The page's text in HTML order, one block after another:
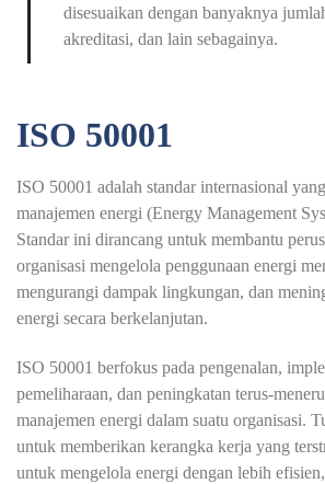
disesuaikan dengan banyaknya
akreditasi, dan lain sebagainya.
ISO 50001
ISO 50001 adalah standar internasional
manajemen energi (Energy Management
Standar ini dirancang untuk membantu
organisasi mengelola penggunaan energi
mengurangi dampak lingkungan, dan
energi secara berkelanjutan.
ISO 50001 berfokus pada pengenalan,
pemeliharaan, dan peningkatan terus-
manajemen energi dalam suatu organisasi.
untuk memberikan kerangka kerja yang
untuk mengelola energi dengan lebih